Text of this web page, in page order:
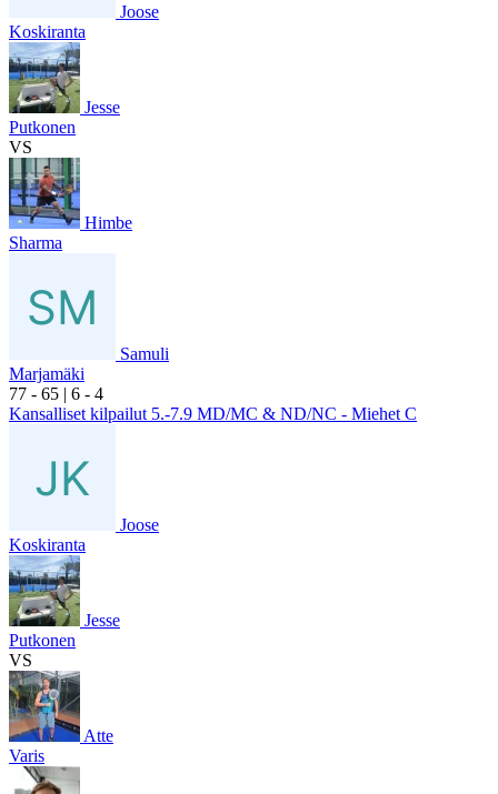
Joose
Koskiranta
Jesse
Putkonen
VS
Himbe
Sharma
Samuli
Marjamäki
77 - 65 | 6 - 4
Kansalliset kilpailut 5.-7.9 MD/MC & ND/NC - Miehet C
Joose
Koskiranta
Jesse
Putkonen
VS
Atte
Varis